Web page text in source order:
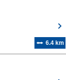
6.4 km